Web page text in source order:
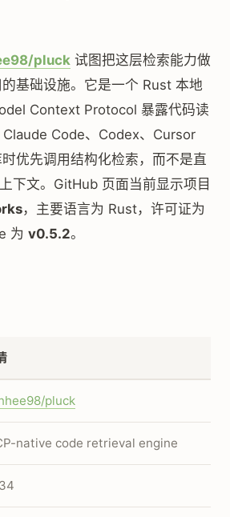
pluck 试图把这层检索能力做
基础设施。它是一个 Rust 本地
Context Protocol 暴露代码读
Code、Codex、Cursor
优先调用结构化检索，而不是直
下文。GitHub 页面当前显示项目
，主要语言为 Rust，许可证为
为 v0.5.2。
pluck
native code retrieval engine